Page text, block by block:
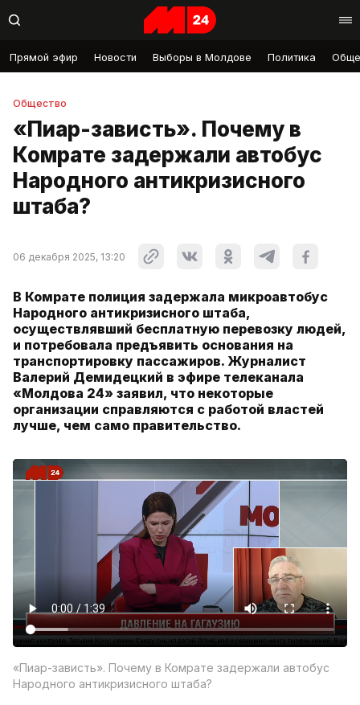
Прямой эфир Новости Выборы в Молдове Политика
Общество
«Пиар-зависть». Почему в
Комрате задержали автобус
Народного антикризисного
штаба?
06 декабря 2025, 13:20
В Комрате полиция задержала микроавтобус
Народного антикризисного штаба,
осуществлявший бесплатную перевозку людей,
и потребовала предъявить основания на
транспортировку пассажиров. Журналист
Валерий Демидецкий в эфире телеканала
«Молдова 24» заявил, что некоторые
организации справляются с работой властей
лучше, чем само правительство.
«Пиар-зависть». Почему в Комрате задержали автобус
Народного антикризисного штаба?